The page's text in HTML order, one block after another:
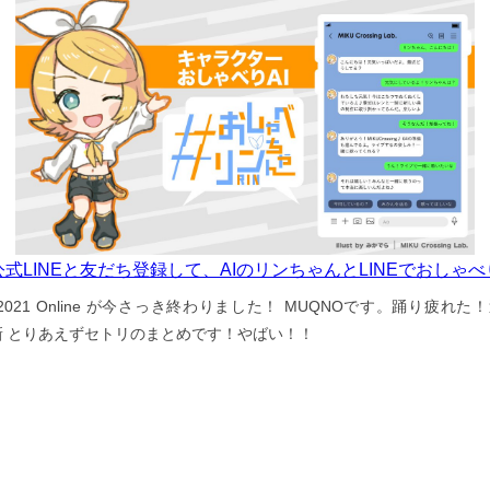
LINEと友だち登録して、AIのリンちゃんとLINEでおしゃ
Online が今さっき終わりました！ MUQNOです。踊り疲れた
とりあえずセトリのまとめです！やばい！！